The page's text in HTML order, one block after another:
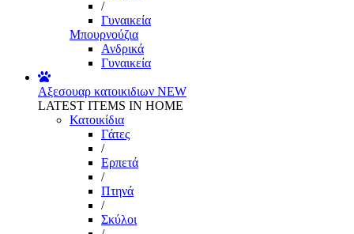
/
Γυναικεία
Μπουρνούζια
Ανδρικά
Γυναικεία
Αξεσουαρ κατοικιδιων NEW
LATEST ITEMS IN HOME
Κατοικίδια
Γάτες
/
Ερπετά
/
Πτηνά
/
Σκύλοι